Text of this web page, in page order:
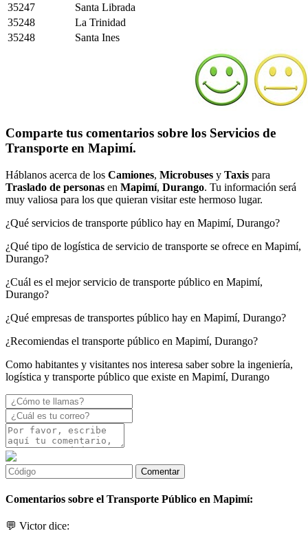
35247
Santa Librada
35248
La Trinidad
35248
Santa Ines
Comparte tus comentarios sobre los Servicios de
Transporte en Mapimí.
Háblanos acerca de los Camiones, Microbuses y Taxis para
Traslado de personas en Mapimí, Durango. Tu información será
muy valiosa para los que quieran visitar este hermoso lugar.
¿Qué servicios de transporte público hay en Mapimí, Durango?
¿Qué tipo de logística de servicio de transporte se ofrece en Mapimí,
Durango?
¿Cuál es el mejor servicio de transporte público en Mapimí,
Durango?
¿Qué empresas de transportes público hay en Mapimí, Durango?
¿Recomiendas el transporte público en Mapimí, Durango?
Como habitantes y visitantes nos interesa saber sobre la ingeniería,
logística y transporte público que existe en Mapimí, Durango
Comentarios sobre el Transporte Público en Mapimí:
💬 Victor dice: